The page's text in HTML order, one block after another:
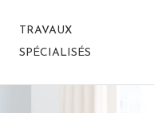
TRAVAUX
SPÉCIALISÉS